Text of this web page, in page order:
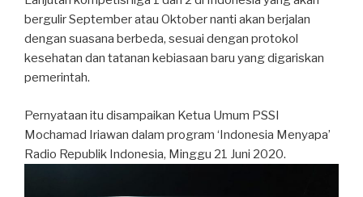
bergulir September atau Oktober nanti akan berjalan
dengan suasana berbeda, sesuai dengan protokol
kesehatan dan tatanan kebiasaan baru yang digariskan
pemerintah.
Pernyataan itu disampaikan Ketua Umum PSSI
Mochamad Iriawan dalam program ‘Indonesia Menyapa’
Radio Republik Indonesia, Minggu 21 Juni 2020.